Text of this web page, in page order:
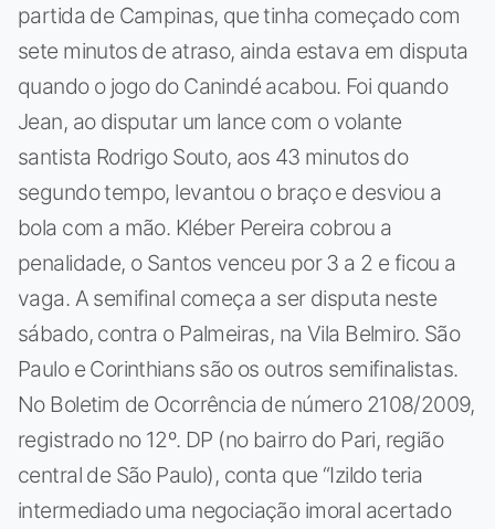
partida de Campinas, que tinha começado com
sete minutos de atraso, ainda estava em disputa
quando o jogo do Canindé acabou. Foi quando
Jean, ao disputar um lance com o volante
santista Rodrigo Souto, aos 43 minutos do
segundo tempo, levantou o braço e desviou a
bola com a mão. Kléber Pereira cobrou a
penalidade, o Santos venceu por 3 a 2 e ficou a
vaga. A semifinal começa a ser disputa neste
sábado, contra o Palmeiras, na Vila Belmiro. São
Paulo e Corinthians são os outros semifinalistas.
No Boletim de Ocorrência de número 2108/2009,
registrado no 12º. DP (no bairro do Pari, região
central de São Paulo), conta que “Izildo teria
intermediado uma negociação imoral acertado